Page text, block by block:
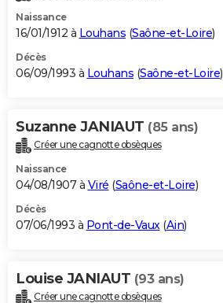
Naissance
16/01/1912 à Louhans (Saône-et-Loire)
Décès
06/09/1993 à Louhans (Saône-et-Loire)
Suzanne JANIAUT (85 ans)
Créer une cagnotte obsèques
Naissance
04/08/1907 à Viré (Saône-et-Loire)
Décès
07/06/1993 à Pont-de-Vaux(Ain)
Louise JANIAUT (93 ans)
Créer une cagnotte obsèques